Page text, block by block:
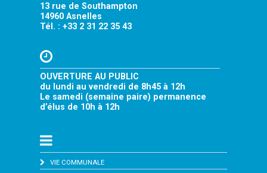
13 rue de Southampton
14960 Asnelles
Tél. : +33 2 31 22 35 43
OUVERTURE AU PUBLIC
du lundi au vendredi de 8h45 à 12h
Le samedi (semaine paire) permanence
d’élus de 10h à 12h
VIE COMMUNALE